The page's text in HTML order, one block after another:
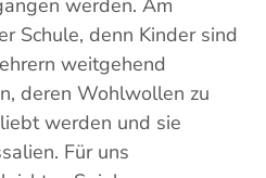
werden. Am
Schule, denn Kinder sind
weitgehend
deren Wohlwollen zu
werden und sie
Für uns